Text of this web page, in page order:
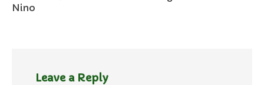
Nino
Leave a Reply